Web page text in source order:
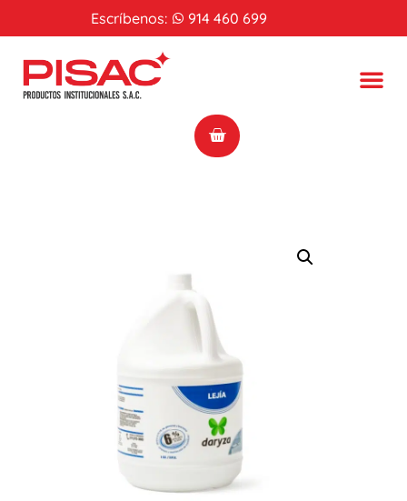
Escríbenos: 914 460 699